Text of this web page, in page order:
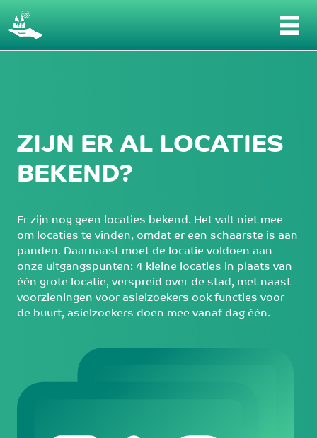
ZIJN ER AL LOCATIES
BEKEND?
Er zijn nog geen locaties bekend. Het valt niet mee
om locaties te vinden, omdat er een schaarste is aan
panden. Daarnaast moet de locatie voldoen aan
onze uitgangspunten: 4 kleine locaties in plaats van
één grote locatie, verspreid over de stad, met naast
voorzieningen voor asielzoekers ook functies voor
de buurt, asielzoekers doen mee vanaf dag één.